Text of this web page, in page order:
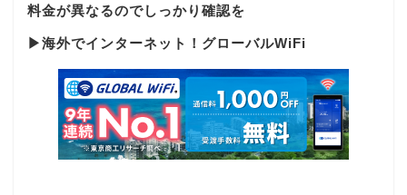
料金が異なるのでしっかり確認を
▶海外でインターネット！グローバルWiFi